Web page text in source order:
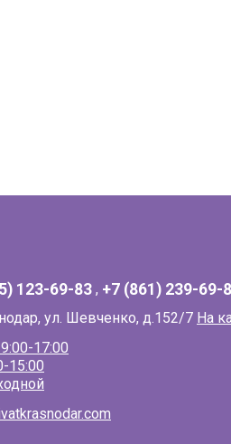
123-69-83 , +7 (861) 239-69-
ул. Шевченко, д.152/7 На
17:00
15:00